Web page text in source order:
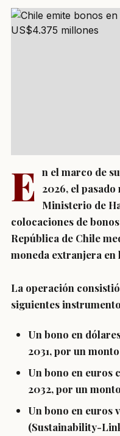
E n el marco de
2026, el
Ministerio de
colocaciones de
República de Chile
moneda extranjera
La operación
siguientes
Un bono en
2031, por un
Un bono en euros
2032, por un
Un bono en euros
(Sustainability-